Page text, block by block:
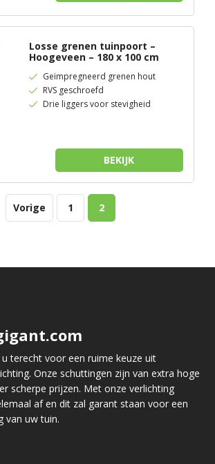
Losse grenen tuinpoort –
Hoogeveen – 180 x 100 cm
Geïmpregneerd grenen hout
RVS geschroefd
Drie liggers voor stevigheid
BEKIJK
Vorige 1 2
terecht voor een ruime keuze uit
Onze schuttingen zijn van extra hoge
scherpe prijzen. Met onze verlichting
af en dit zal garant staan voor een
van uw tuin.